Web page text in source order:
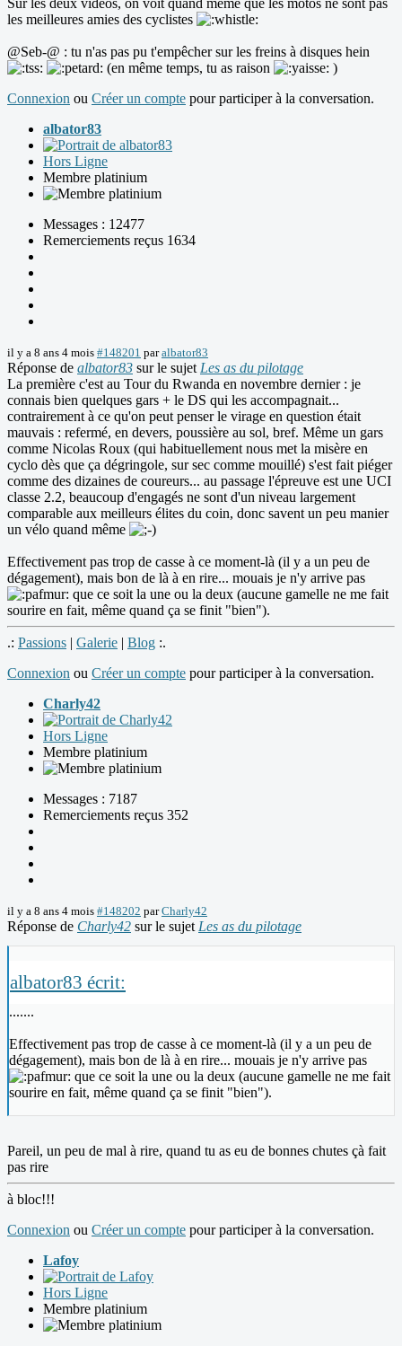
les meilleures amies des cyclistes
@Seb-@ : tu n'as pas pu t'empêcher sur les freins à disques hein
(en même temps, tu as raison
)
Connexion ou Créer un compte pour participer à la conversation.
albator83
Hors Ligne
Membre platinium
Messages : 12477
Remerciements reçus 1634
il y a 8 ans 4 mois #148201 paralbator83
Réponse de albator83 sur le sujet Les as du pilotage
La première c'est au Tour du Rwanda en novembre dernier : je
connais bien quelques gars + le DS qui les accompagnait...
contrairement à ce qu'on peut penser le virage en question était
mauvais : refermé, en devers, poussière au sol, bref. Même un gars
comme Nicolas Roux (qui habituellement nous met la misère en
cyclo dès que ça dégringole, sur sec comme mouillé) s'est fait piéger
comme des dizaines de coureurs... au passage l'épreuve est une UCI
classe 2.2, beaucoup d'engagés ne sont d'un niveau largement
comparable aux meilleurs élites du coin, donc savent un peu manier
un vélo quand même
Effectivement pas trop de casse à ce moment-là (il y a un peu de
dégagement), mais bon de là à en rire... mouais je n'y arrive pas
que ce soit la une ou la deux (aucune gamelle ne me fait
sourire en fait, même quand ça se finit "bien").
.: Passions | Galerie | Blog :.
Connexion ou Créer un compte pour participer à la conversation.
Charly42
Hors Ligne
Membre platinium
Messages : 7187
Remerciements reçus 352
il y a 8 ans 4 mois #148202 parCharly42
Réponse de Charly42 sur le sujet Les as du pilotage
albator83 écrit:
.......
Effectivement pas trop de casse à ce moment-là (il y a un peu de
dégagement), mais bon de là à en rire... mouais je n'y arrive pas
que ce soit la une ou la deux (aucune gamelle ne me fait
sourire en fait, même quand ça se finit "bien").
Pareil, un peu de mal à rire, quand tu as eu de bonnes chutes çà fait
pas rire
à bloc!!!
Connexion ou Créer un compte pour participer à la conversation.
Lafoy
Hors Ligne
Membre platinium